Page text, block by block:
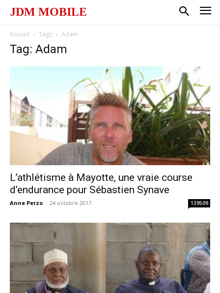
JDM MOBILE
Accueil Tags Adam
Tag: Adam
L’athlétisme à Mayotte, une vraie course
d’endurance pour Sébastien Synave
Anne Perzo - 24 octobre 2017 139509